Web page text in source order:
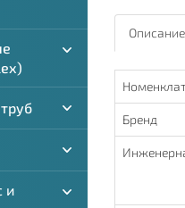
и
Бренд